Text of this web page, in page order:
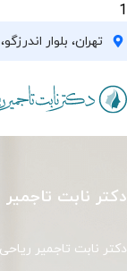
1
تهران، بلوار اندرزگو، نبش خیابان
دکتر نابت تاجمیر
دکتر نابت تاجمیر